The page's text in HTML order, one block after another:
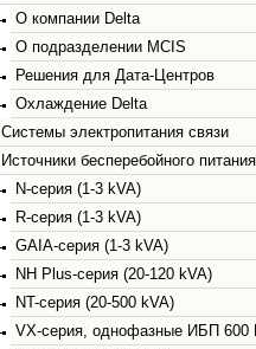
О компании Delta
О подразделении MCIS
Решения для Дата-Центров
Охлаждение Delta
Системы электропитания связи
Источники бесперебойного
N-серия (1-3 kVA)
R-серия (1-3 kVA)
GAIA-серия (1-3 kVA)
NH Plus-серия (20-120 kVA)
NT-серия (20-500 kVA)
VX-серия, однофазные ИБП 600